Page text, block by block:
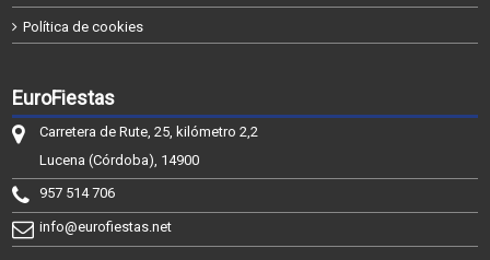
Política de cookies
EuroFiestas
Carretera de Rute, 25, kilómetro 2,2
Lucena (Córdoba), 14900
957 514 706
info@eurofiestas.net